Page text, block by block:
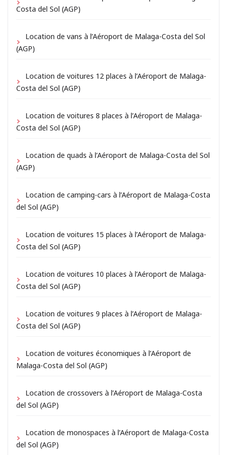
Costa del Sol (AGP)
Location de vans à l’Aéroport de Malaga-Costa del Sol
(AGP)
Location de voitures 12 places à l’Aéroport de Malaga-
Costa del Sol (AGP)
Location de voitures 8 places à l’Aéroport de Malaga-
Costa del Sol (AGP)
Location de quads à l’Aéroport de Malaga-Costa del Sol
(AGP)
Location de camping-cars à l’Aéroport de Malaga-Costa
del Sol (AGP)
Location de voitures 15 places à l’Aéroport de Malaga-
Costa del Sol (AGP)
Location de voitures 10 places à l’Aéroport de Malaga-
Costa del Sol (AGP)
Location de voitures 9 places à l’Aéroport de Malaga-
Costa del Sol (AGP)
Location de voitures économiques à l’Aéroport de
Malaga-Costa del Sol (AGP)
Location de crossovers à l’Aéroport de Malaga-Costa
del Sol (AGP)
Location de monospaces à l’Aéroport de Malaga-Costa
del Sol (AGP)